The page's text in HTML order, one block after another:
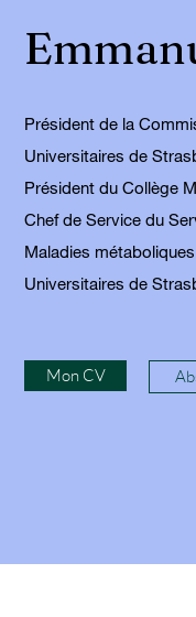
Président de la
Universitaires de
Président du Collège
Chef de Service du
Maladies
Universitaires de
Mon CV